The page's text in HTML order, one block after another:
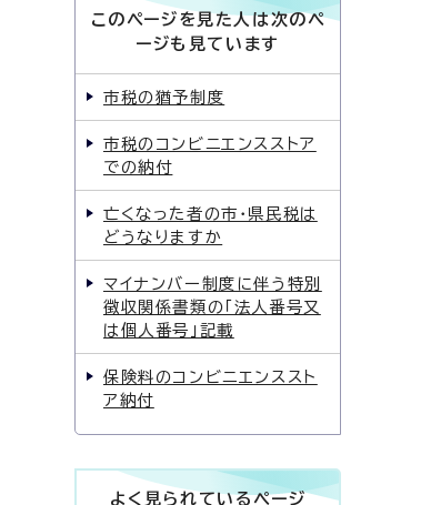
このページを見た人は次のペ
ージも見ています
市税の猶予制度
市税のコンビニエンスストア
での納付
亡くなった者の市・県民税は
どうなりますか
マイナンバー制度に伴う特別
徴収関係書類の「法人番号又
は個人番号」記載
保険料のコンビニエンススト
ア納付
よく見られているページ